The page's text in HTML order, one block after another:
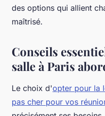
des options qui allient
maîtrisé.
Conseils
salle à Paris
Le choix d'opter pour la
pas cher pour vos